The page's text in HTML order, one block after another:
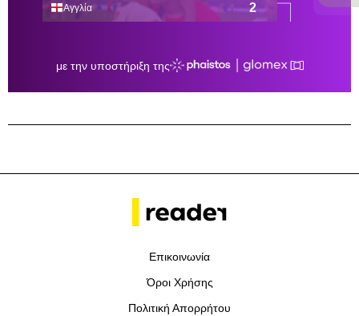
Επικοινωνία
Όροι Χρήσης
Πολιτική Απορρήτου